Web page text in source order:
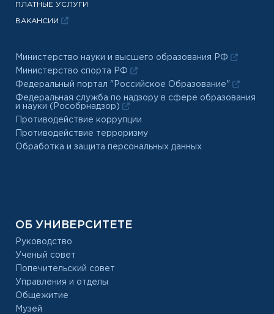
ПЛАТНЫЕ УСЛУГИ
ВАКАНСИИ
Министерство науки и высшего образования РФ
Министерство спорта РФ
Федеральный портал "Российское Образование"
Федеральная служба по надзору в сфере образования
и науки (Рособрнадзор)
Противодействие коррупции
Противодействие терроризму
Обработка и защита персональных данных
ОБ УНИВЕРСИТЕТЕ
Руководство
Ученый совет
Попечительский совет
Управления и отделы
Общежитие
Музей